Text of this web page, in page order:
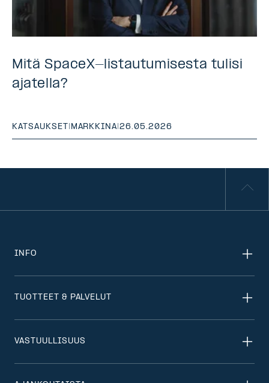
Mitä SpaceX-listautumisesta tulisi
ajatella?
KATSAUKSET MARKKINA |26.05.2026
INFO
TUOTTEET & PALVELUT
VASTUULLISUUS